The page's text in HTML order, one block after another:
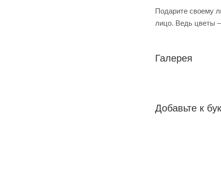
Подарите своему
лицо. Ведь цветы
Галерея
Добавьте к